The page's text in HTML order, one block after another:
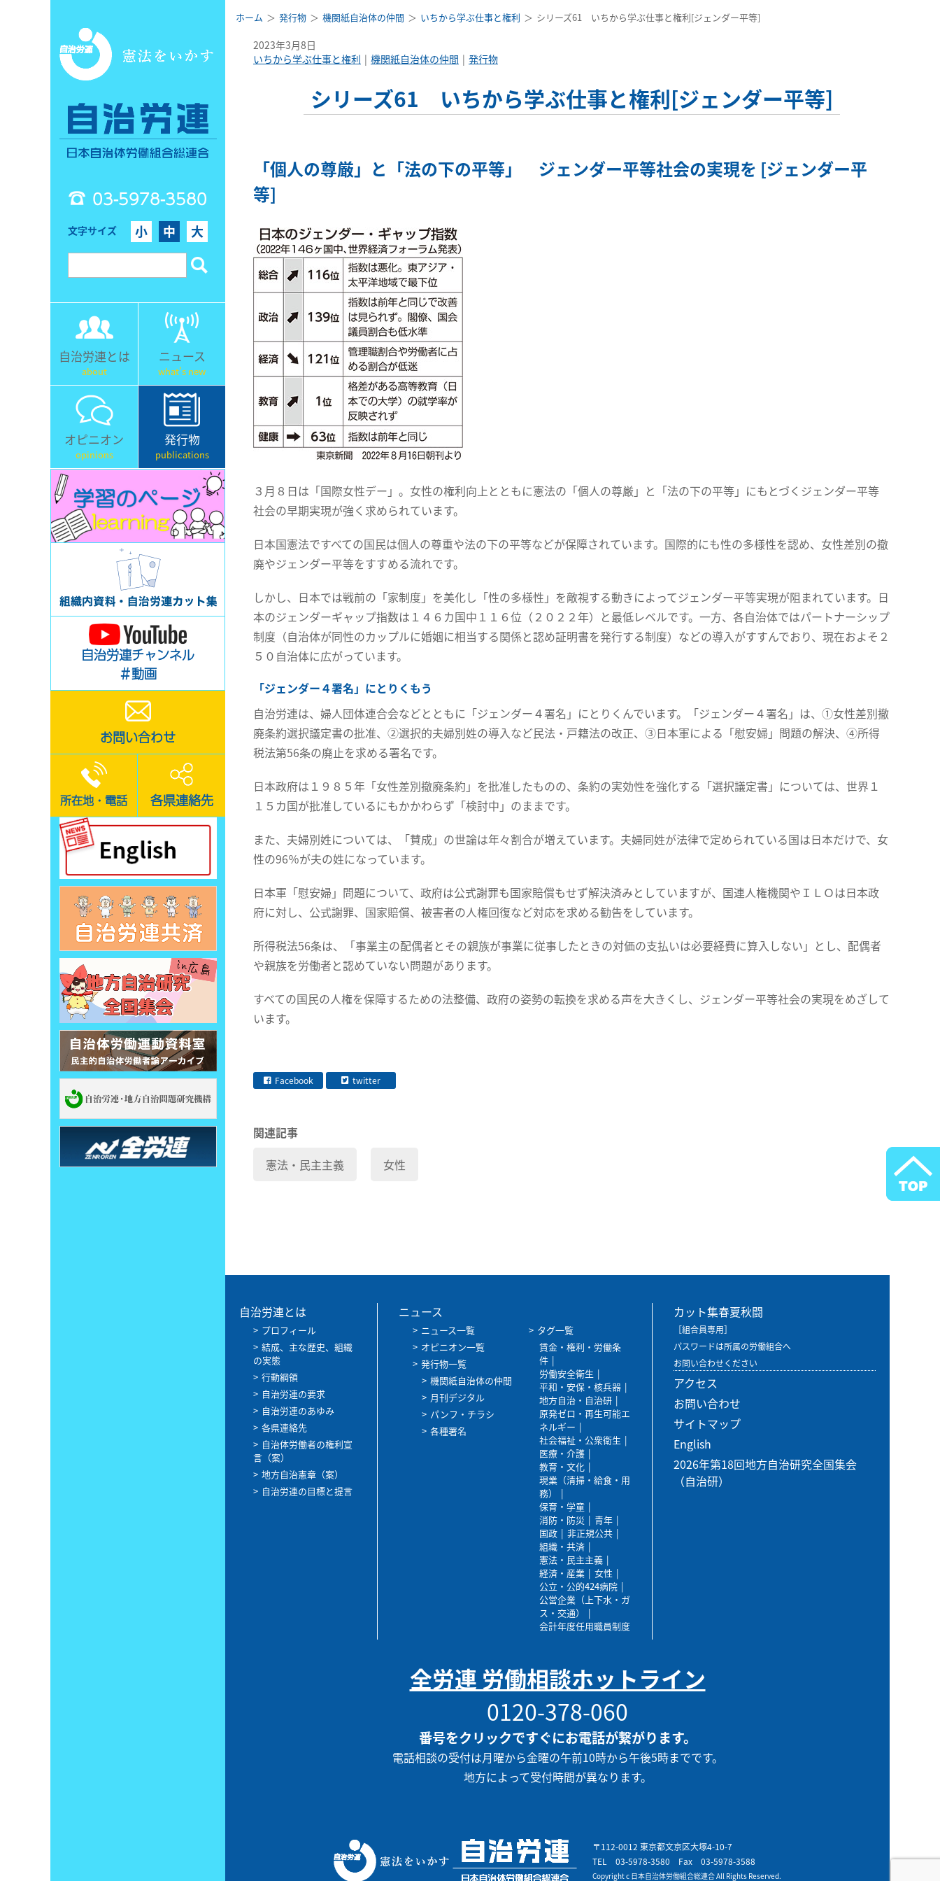
03-5978-3580
文字サイズ 小 中 大
自治労連とは
about
ニュース
what's new
オピニオン
opinions
発行物
publications
自治労連チャンネル
＃動画
お問い合わせ
所在地・電話 各県連絡先
ホーム 発行物 機関紙自治体の仲間 いちから学ぶ仕事と権利 シリーズ61 いちから学ぶ仕事と権利[ジェンダー平等]
2023年3月8日
いちから学ぶ仕事と権利
機関紙自治体の仲間 発行物
シリーズ61 いちから学ぶ仕事と権利[ジェンダー平等]
「個人の尊厳」と「法の下の平等」 ジェンダー平等社会の実現を [ジェンダー平
等]
３月８日は「国際女性デー」。女性の権利向上とともに憲法の「個人の尊厳」と「法の下の平等」にもとづくジェンダー平等
社会の早期実現が強く求められています。
日本国憲法ですべての国民は個人の尊重や法の下の平等などが保障されています。国際的にも性の多様性を認め、女性差別の撤
廃やジェンダー平等をすすめる流れです。
しかし、日本では戦前の「家制度」を美化し「性の多様性」を敵視する動きによってジェンダー平等実現が阻まれています。日
本のジェンダーギャップ指数は１４６カ国中１１６位（２０２２年）と最低レベルです。一方、各自治体ではパートナーシップ
制度（自治体が同性のカップルに婚姻に相当する関係と認め証明書を発行する制度）などの導入がすすんでおり、現在およそ２
５０自治体に広がっています。
「ジェンダー４署名」にとりくもう
自治労連は、婦人団体連合会などとともに「ジェンダー４署名」にとりくんでいます。「ジェンダー４署名」は、①女性差別撤
廃条約選択議定書の批准、②選択的夫婦別姓の導入など民法・戸籍法の改正、③日本軍による「慰安婦」問題の解決、④所得
税法第56条の廃止を求める署名です。
日本政府は１９８５年「女性差別撤廃条約」を批准したものの、条約の実効性を強化する「選択議定書」については、世界１
１５カ国が批准しているにもかかわらず「検討中」のままです。
また、夫婦別姓については、「賛成」の世論は年々割合が増えています。夫婦同姓が法律で定められている国は日本だけで、女
性の96％が夫の姓になっています。
日本軍「慰安婦」問題について、政府は公式謝罪も国家賠償もせず解決済みとしていますが、国連人権機関やＩＬＯは日本政
府に対し、公式謝罪、国家賠償、被害者の人権回復など対応を求める勧告をしています。
所得税法56条は、「事業主の配偶者とその親族が事業に従事したときの対価の支払いは必要経費に算入しない」とし、配偶者
や親族を労働者と認めていない問題があります。
すべての国民の人権を保障するための法整備、政府の姿勢の転換を求める声を大きくし、ジェンダー平等社会の実現をめざして
います。
Facebook twitter
関連記事
憲法・民主主義
女性
自治労連とは
プロフィール
結成、主な歴史、組織
の実態
行動綱領
自治労連の要求
自治労連のあゆみ
各県連絡先
自治体労働者の権利宣
言（案）
地方自治憲章（案）
自治労連の目標と提言
ニュース
ニュース一覧
オピニオン一覧
発行物一覧
機関紙自治体の仲間
月刊デジタル
パンフ・チラシ
各種署名
タグ一覧
賃金・権利・労働条
件
労働安全衛生
平和・安保・核兵器
地方自治・自治研
原発ゼロ・再生可能エ
ネルギー
社会福祉・公衆衛生
医療・介護
教育・文化
現業（清掃・給食・用
務）
保育・学童
消防・防災
青年
国政
非正規公共
組織・共済
憲法・民主主義
経済・産業
女性
公立・公的424病院
公営企業（上下水・ガ
ス・交通）
会計年度任用職員制度
カット集春夏秋闘
［組合員専用］
パスワードは所属の労働組合へ
お問い合わせください
アクセス
お問い合わせ
サイトマップ
English
2026年第18回地方自治研究全国集会
（自治研）
全労連 労働相談ホットライン
0120-378-060
番号をクリックですぐにお電話が繋がります。
電話相談の受付は月曜から金曜の午前10時から午後5時までです。
地方によって受付時間が異なります。
〒112-0012 東京都文京区大塚4-10-7
TEL 03-5978-3580 Fax 03-5978-3588
Copyright c 日本自治体労働組合総連合 All Rights Reserved.